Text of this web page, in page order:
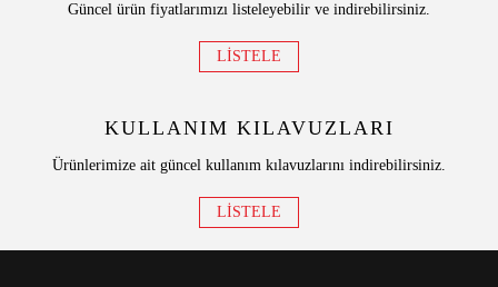
Güncel ürün fiyatlarımızı listeleyebilir ve indirebilirsiniz.
LİSTELE
KULLANIM KILAVUZLARI
Ürünlerimize ait güncel kullanım kılavuzlarını indirebilirsiniz.
LİSTELE